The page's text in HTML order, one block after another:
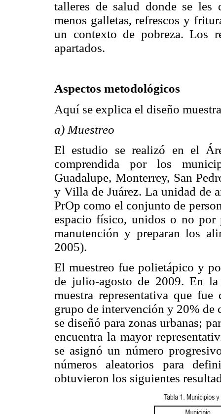
talleres de salud donde se les
menos galletas, refrescos y
un contexto de pobreza. Los
apartados.
Aspectos metodológicos
Aquí se explica el diseño
a) Muestreo
El estudio se realizó en el
comprendida por los
Guadalupe, Monterrey, San
y Villa de Juárez. La unidad de
PrOp como el conjunto de
espacio físico, unidos o no por
manutención y preparan los
2005).
El muestreo fue polietápico y
de julio-agosto de 2009. En
muestra representativa que
grupo de intervención y 20% de
se diseñó para zonas urbanas;
encuentra la mayor
se asignó un número
números aleatorios para
obtuvieron los siguientes